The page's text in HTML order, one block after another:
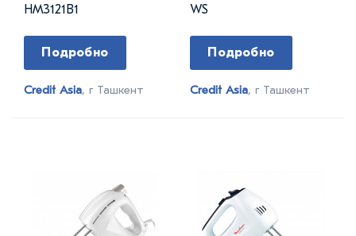
HM3121B1
Подробно
Credit Asia, г Ташкент
WS
Подробно
Credit Asia, г Ташкент